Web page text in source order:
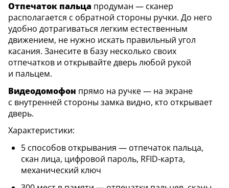
Отпечаток пальца продуман — сканер
располагается с обратной стороны ручки. До него
удобно дотрагиваться легким естественным
движением, не нужно искать правильный угол
касания. Занесите в базу несколько своих
отпечатков и открывайте дверь любой рукой
и пальцем.
Видеодомофон прямо на ручке — на экране
с внутренней стороны замка видно, кто открывает
дверь.
Характеристики:
5 способов открывания — отпечаток пальца,
скан лица, цифровой пароль, RFID-карта,
механический ключ